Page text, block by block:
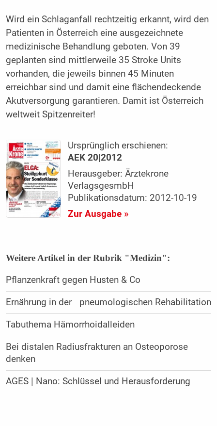
Wird ein Schlaganfall rechtzeitig erkannt, wird den
Patienten in Österreich eine ausgezeichnete
medizinische Behandlung geboten. Von 39
geplanten sind mittlerweile 35 Stroke Units
vorhanden, die jeweils binnen 45 Minuten
erreichbar sind und damit eine flächendeckende
Akutversorgung garantieren. Damit ist Österreich
weltweit Spitzenreiter!
Ursprünglich erschienen:
AEK 20|2012
Herausgeber: Ärztekrone
VerlagsgesmbH
Publikationsdatum: 2012-10-19
Zur Ausgabe »
Weitere Artikel in der Rubrik "Medizin":
Pflanzenkraft gegen Husten & Co
Ernährung in der pneumologischen Rehabilitation
Tabuthema Hämorrhoidalleiden
Bei distalen Radiusfrakturen an Osteoporose
denken
AGES | Nano: Schlüssel und Herausforderung